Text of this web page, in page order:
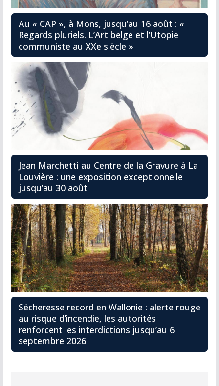
Au « CAP », à Mons, jusqu’au 16 août : «
Regards pluriels. L’Art belge et l’Utopie
communiste au XXe siècle »
Jean Marchetti au Centre de la Gravure à La
Louvière : une exposition exceptionnelle
jusqu’au 30 août
Sécheresse record en Wallonie : alerte rouge
au risque d’incendie, les autorités
renforcent les interdictions jusqu’au 6
septembre 2026